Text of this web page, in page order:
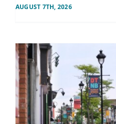
AUGUST 7TH, 2026